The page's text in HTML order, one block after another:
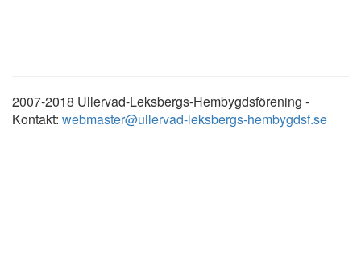
2007-2018 Ullervad-Leksbergs-Hembygdsförening -
Kontakt: webmaster@ullervad-leksbergs-hembygdsf.se